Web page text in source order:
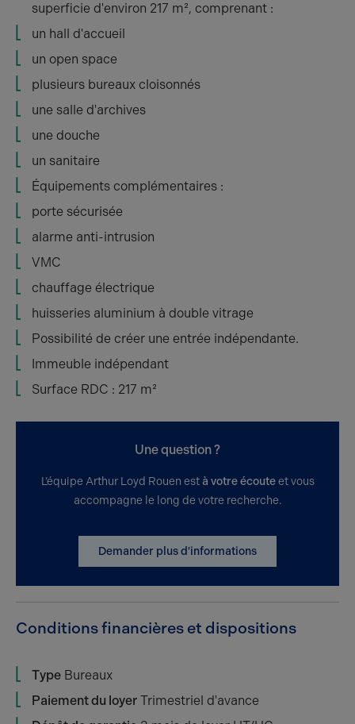
superficie d'environ 217 m², comprenant :
un hall d'accueil
un open space
plusieurs bureaux cloisonnés
une salle d'archives
une douche
un sanitaire
Équipements complémentaires :
porte sécurisée
alarme anti-intrusion
VMC
chauffage électrique
huisseries aluminium à double vitrage
Possibilité de créer une entrée indépendante.
Immeuble indépendant
Surface RDC : 217 m²
Une question ?
L’équipe Arthur Loyd Rouen est à votre écouteet vous
accompagne le long de votre recherche.
Demander plus d'informations
Conditions financières et dispositions
Type Bureaux
Paiement du loyer Trimestriel d'avance